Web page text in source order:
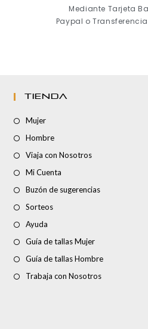
Mediante Tarjeta
Paypal o
TIENDA
Mujer
Hombre
Viaja con Nosotros
Mi Cuenta
Buzón de sugerencias
Sorteos
Ayuda
Guía de tallas Mujer
Guía de tallas Hombre
Trabaja con Nosotros